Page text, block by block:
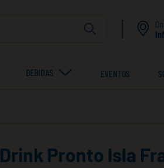
BEBIDAS EVENTOS
Drink Pronto Isla